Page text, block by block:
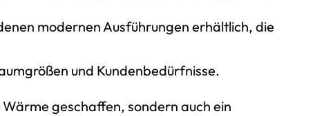
modernen Ausführungen erhältlich, die
und Kundenbedürfnisse.
geschaffen, sondern auch ein